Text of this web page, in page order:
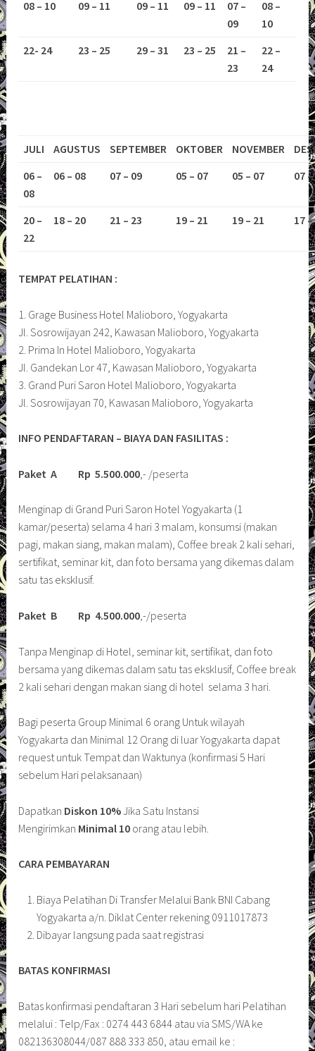
08 – 10 09 – 11 09 – 11 09 – 11
07 –
09
08 –
10
22- 24
23 – 25 29 – 31 23 – 25
21 –
23
22 –
24
JULI AGUSTUS SEPTEMBER OKTOBER NOVEMBER
06 –
08
06 – 08 07 – 09 05 – 07 05 – 07 07
20 –
22
18 – 20 21 – 23 19 – 21 19 – 21 17
TEMPAT PELATIHAN :
1. Grage Business Hotel Malioboro, Yogyakarta
Jl. Sosrowijayan 242, Kawasan Malioboro, Yogyakarta
2. Prima In Hotel Malioboro, Yogyakarta
Jl. Gandekan Lor 47, Kawasan Malioboro, Yogyakarta
3. Grand Puri Saron Hotel Malioboro, Yogyakarta
Jl. Sosrowijayan 70, Kawasan Malioboro, Yogyakarta
INFO PENDAFTARAN – BIAYA DAN FASILITAS :
Paket A Rp 5.500.000 ,- /peserta
Menginap di Grand Puri Saron Hotel Yogyakarta (1
kamar/peserta) selama 4 hari 3 malam, konsumsi (makan
pagi, makan siang, makan malam), Coffee break 2 kali sehari,
sertifikat, seminar kit, dan foto bersama yang dikemas dalam
satu tas eksklusif.
Paket B Rp 4.500.000 ,-/peserta
Tanpa Menginap di Hotel, seminar kit, sertifikat, dan foto
bersama yang dikemas dalam satu tas eksklusif, Coffee break
2 kali sehari dengan makan siang di hotel selama 3 hari.
Bagi peserta Group Minimal 6 orang Untuk wilayah
Yogyakarta dan Minimal 12 Orang di luar Yogyakarta dapat
request untuk Tempat dan Waktunya (konfirmasi 5 Hari
sebelum Hari pelaksanaan)
Dapatkan Diskon 10%Jika Satu Instansi
Mengirimkan Minimal 10 orang atau lebih.
CARA PEMBAYARAN
Biaya Pelatihan Di Transfer Melalui Bank BNI Cabang
Yogyakarta a/n. Diklat Center rekening 0911017873
Dibayar langsung pada saat registrasi
BATAS KONFIRMASI
Batas konfirmasi pendaftaran 3 Hari sebelum hari Pelatihan
melalui : Telp/Fax : 0274 443 6844 atau via SMS/WA ke
082136308044/087 888 333 850, atau email ke :